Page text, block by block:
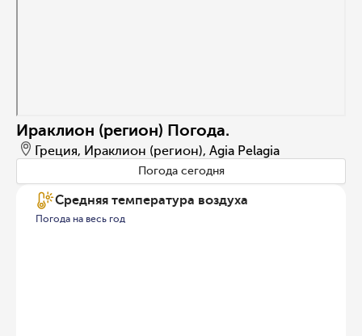
Ираклион (регион) Погода.
Греция, Ираклион (регион), Agia Pelagia
Погода сегодня
Средняя температура воздуха
Погода на весь год